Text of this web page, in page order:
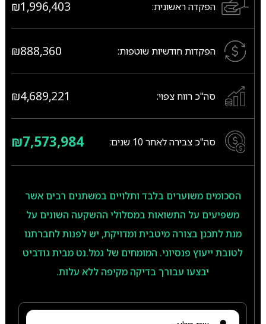
הפקדה ראשונית: ₪1,996,403
הפקדות חודשיות שוטפות: ₪888,360
סה"כ רווח צפוי: ₪4,689,221
סה"כ צבירה לאחר 10 שנים: ₪7,573,984
הסכומים משוערים בלבד ותלויים במשתנים רבים אשר
משפיעים על התשואות במסלולי ההשקעה השונים על
מנת לתכנן בצורה מיטבית ומדויקת, יש לפנות לחברתנו
לטובת ייעוץ פנסיוני. המומחים של גמל.נט מבית גודביט
יבצעו עבורך בדיקה מקיפה ללא עלות.